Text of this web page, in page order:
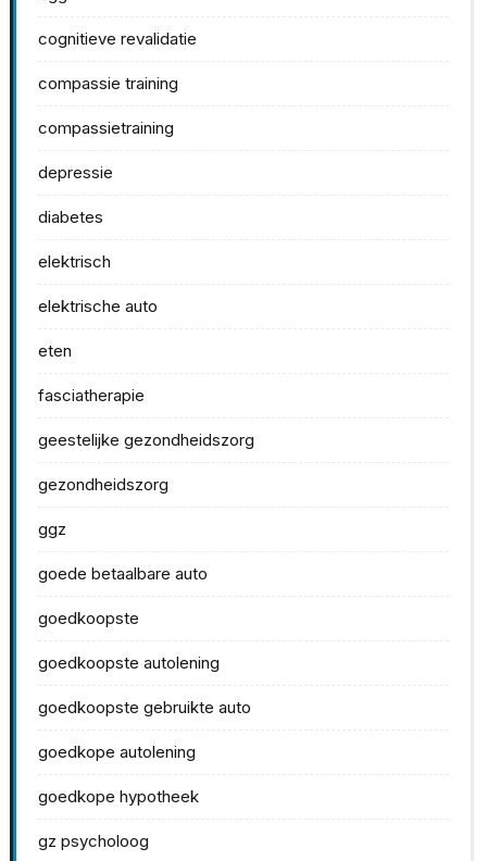
cognitieve revalidatie
compassie training
compassietraining
depressie
diabetes
elektrisch
elektrische auto
eten
fasciatherapie
geestelijke gezondheidszorg
gezondheidszorg
ggz
goede betaalbare auto
goedkoopste
goedkoopste autolening
goedkoopste gebruikte auto
goedkope autolening
goedkope hypotheek
gz psycholoog